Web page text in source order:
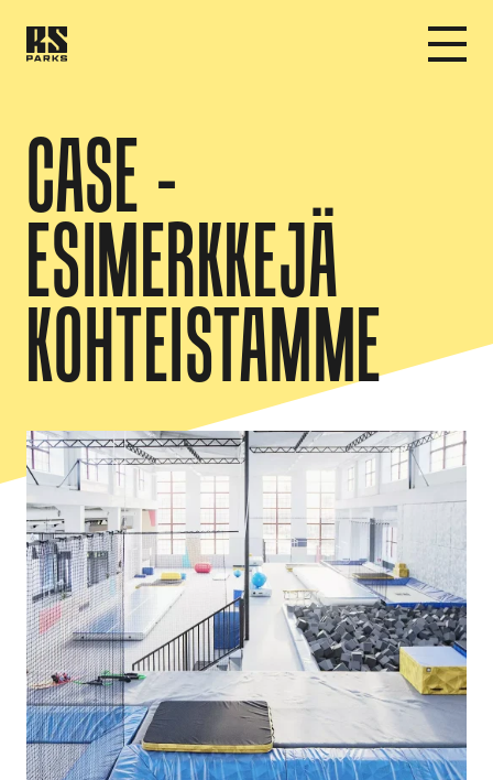
CASE -
ESIMERKKEJÄ
KOHTEISTAMME